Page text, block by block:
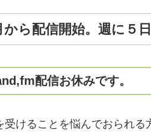
から配信開始。週に５
配信お休みです。
受けることを悩んでおられる